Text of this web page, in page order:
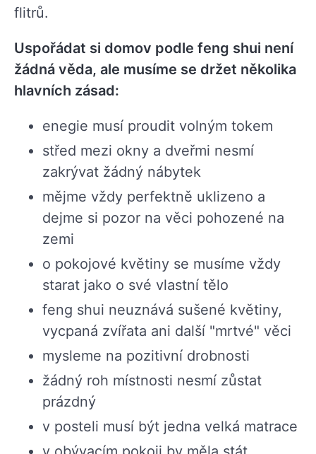
flitrů.
Uspořádat si domov podle feng shui není
žádná věda, ale musíme se držet několika
hlavních zásad:
enegie musí proudit volným tokem
střed mezi okny a dveřmi nesmí
zakrývat žádný nábytek
mějme vždy perfektně uklizeno a
dejme si pozor na věci pohozené na
zemi
o pokojové květiny se musíme vždy
starat jako o své vlastní tělo
feng shui neuznává sušené květiny,
vycpaná zvířata ani další "mrtvé" věci
mysleme na pozitivní drobnosti
žádný roh místnosti nesmí zůstat
prázdný
v posteli musí být jedna velká matrace